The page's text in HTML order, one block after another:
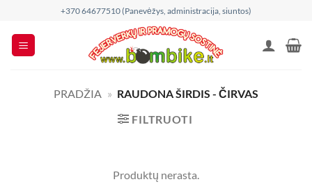
content
+370 64677510 (Panevėžys, administracija, siuntos)
PRADŽIA » RAUDONA ŠIRDIS - ČIRVAS
FILTRUOTI
Produktų nerasta.